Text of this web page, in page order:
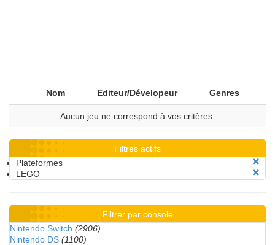
Nom Editeur/Dévelopeur Genres
Aucun jeu ne correspond à vos critères.
Filtres actifs
Plateformes
LEGO
Filtrer par console
Nintendo Switch (2906)
Nintendo DS (1100)